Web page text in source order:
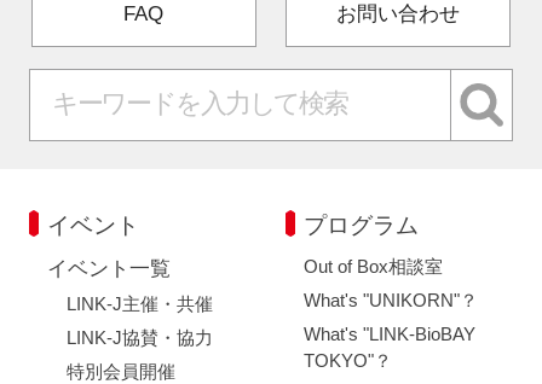
FAQ お問い合わせ
イベント
イベント一覧
LINK-J主催・共催
LINK-J協賛・協力
特別会員開催
プログラム
Out of Box相談室
What's "UNIKORN"？
What's "LINK-BioBAY
TOKYO"？